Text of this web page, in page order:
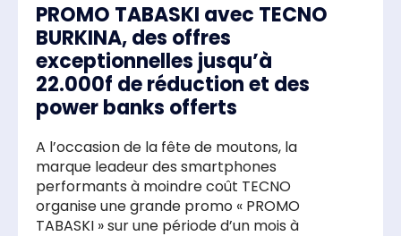
PROMO TABASKI avec TECNO
BURKINA, des offres
exceptionnelles jusqu’à
22.000f de réduction et des
power banks offerts
A l’occasion de la fête de moutons, la
marque leadeur des smartphones
performants à moindre coût TECNO
organise une grande promo « PROMO
TABASKI » sur une période d’un mois à